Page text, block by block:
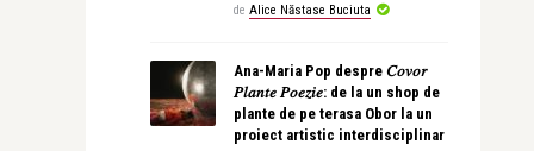
de Alice Năstase Buciuta
Ana-Maria Pop despre 𝐶𝑜𝑣𝑜𝑟
𝑃𝑙𝑎𝑛𝑡𝑒 𝑃𝑜𝑒𝑧𝑖𝑒: de la un shop de
plante de pe terasa Obor la un
proiect artistic interdisciplinar